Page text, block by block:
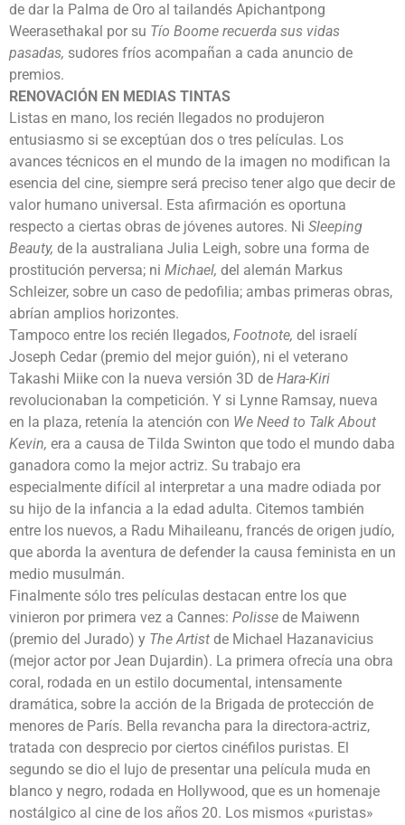
de dar la Palma de Oro al tailandés Apichantpong
Weerasethakal por su Tío Boome recuerda sus vidas
pasadas, sudores fríos acompañan a cada anuncio de
premios.
RENOVACIÓN EN MEDIAS TINTAS
Listas en mano, los recién llegados no produjeron
entusiasmo si se exceptúan dos o tres películas. Los
avances técnicos en el mundo de la imagen no modifican la
esencia del cine, siempre será preciso tener algo que decir de
valor humano universal. Esta afirmación es oportuna
respecto a ciertas obras de jóvenes autores. Ni Sleeping
Beauty, de la australiana Julia Leigh, sobre una forma de
prostitución perversa; ni Michael, del alemán Markus
Schleizer, sobre un caso de pedofilia; ambas primeras obras,
abrían amplios horizontes.
Tampoco entre los recién llegados, Footnote, del israelí
Joseph Cedar (premio del mejor guión), ni el veterano
Takashi Miike con la nueva versión 3D de Hara-Kiri
revolucionaban la competición. Y si Lynne Ramsay, nueva
en la plaza, retenía la atención con We Need to Talk About
Kevin, era a causa de Tilda Swinton que todo el mundo daba
ganadora como la mejor actriz. Su trabajo era
especialmente difícil al interpretar a una madre odiada por
su hijo de la infancia a la edad adulta. Citemos también
entre los nuevos, a Radu Mihaileanu, francés de origen judío,
que aborda la aventura de defender la causa feminista en un
medio musulmán.
Finalmente sólo tres películas destacan entre los que
vinieron por primera vez a Cannes: Polisse de Maiwenn
(premio del Jurado) y The Artist de Michael Hazanavicius
(mejor actor por Jean Dujardin). La primera ofrecía una obra
coral, rodada en un estilo documental, intensamente
dramática, sobre la acción de la Brigada de protección de
menores de París. Bella revancha para la directora-actriz,
tratada con desprecio por ciertos cinéfilos puristas. El
segundo se dio el lujo de presentar una película muda en
blanco y negro, rodada en Hollywood, que es un homenaje
nostálgico al cine de los años 20. Los mismos «puristas»